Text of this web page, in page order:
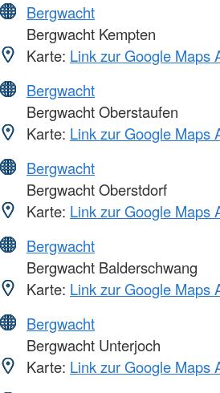
Bergwacht
Bergwacht Kempten
Karte: Link zur Google Maps
Bergwacht
Bergwacht Oberstaufen
Karte: Link zur Google Maps
Bergwacht
Bergwacht Oberstdorf
Karte: Link zur Google Maps
Bergwacht
Bergwacht Balderschwang
Karte: Link zur Google Maps
Bergwacht
Bergwacht Unterjoch
Karte: Link zur Google Maps